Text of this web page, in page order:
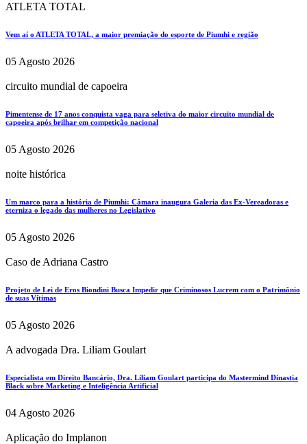
ATLETA TOTAL
Vem aí o ATLETA TOTAL, a maior premiação do esporte de Piumhi e região
05 Agosto 2026
circuito mundial de capoeira
Pimentense de 17 anos conquista vaga para seletiva do maior circuito mundial de
capoeira após brilhar em competição nacional
05 Agosto 2026
noite histórica
Um marco para a história de Piumhi: Câmara inaugura Galeria das Ex-Vereadoras e
eterniza o legado das mulheres no Legislativo
05 Agosto 2026
Caso de Adriana Castro
Projeto de Lei de Eros Biondini Busca Impedir que Criminosos Lucrem com o Patrimônio
de suas Vítimas
05 Agosto 2026
A advogada Dra. Liliam Goulart
Especialista em Direito Bancário, Dra. Liliam Goulart participa do Mastermind Dinastia
Black sobre Marketing e Inteligência Artificial
04 Agosto 2026
Aplicação do Implanon